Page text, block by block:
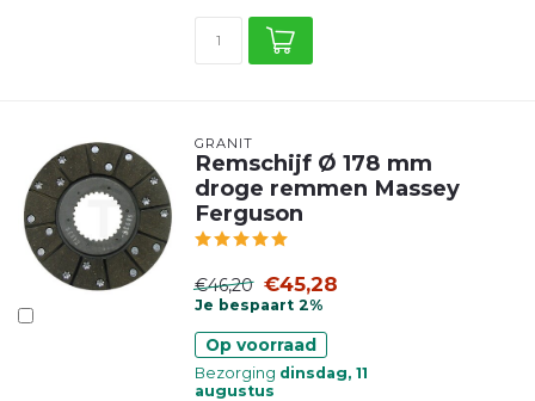
GRANIT
Remschijf Ø 178 mm
droge remmen Massey
Ferguson
€46,20 €45,28
Je bespaart 2%
Op voorraad
Bezorging dinsdag, 11
augustus